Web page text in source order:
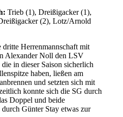
Trieb (1), Dreißigacker (1),
(2), Lotz/Arnold
Herrenmannschaft mit
Alexander Noll den LSV
in dieser Saison sicherlich
haben, ließen am
und setzten sich mit
konnte sich die SG durch
Doppel und beide
Günter Stay etwas zur